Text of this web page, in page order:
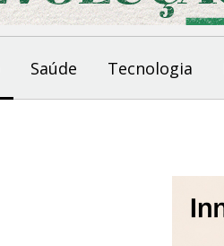
Saúde Tecnologia